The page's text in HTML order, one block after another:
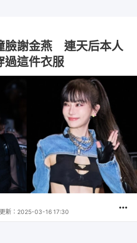
臉謝金燕 連天后本人
過這件衣服
更新： 2025-03-16 17:30